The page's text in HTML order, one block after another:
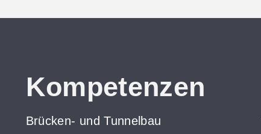
Kompetenzen
Brücken- und Tunnelbau